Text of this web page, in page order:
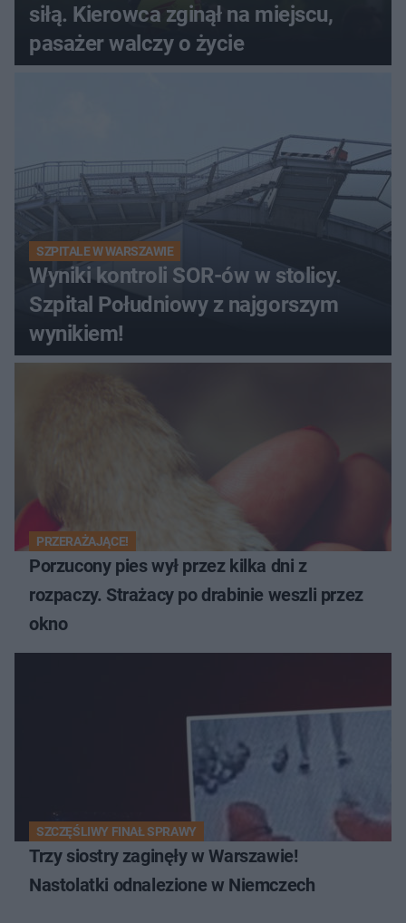
siłą. Kierowca zginął na miejscu,
pasażer walczy o życie
SZPITALE W WARSZAWIE
Wyniki kontroli SOR-ów w stolicy.
Szpital Południowy z najgorszym
wynikiem!
PRZERAŻAJĄCE!
Porzucony pies wył przez kilka dni z
rozpaczy. Strażacy po drabinie weszli przez
okno
SZCZĘŚLIWY FINAŁ SPRAWY
Trzy siostry zaginęły w Warszawie!
Nastolatki odnalezione w Niemczech